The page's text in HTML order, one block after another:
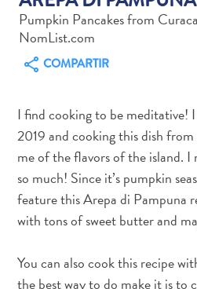
Alquiler
de
coches
Arte
y
Cultura
en
tierra
Pumpkin Pancakes from
NomList.com
COMPARTIR
I find cooking to be meditative!
2019 and cooking this dish
me of the flavors of the island.
so much! Since it’s pumpkin
feature this Arepa di Pampuna
with tons of sweet butter and
You can also cook this recipe
the best way to do make it is to